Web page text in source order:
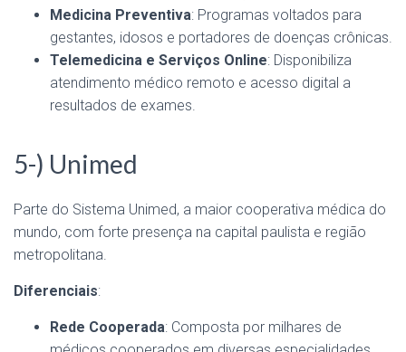
Medicina Preventiva: Programas voltados para
gestantes, idosos e portadores de doenças crônicas.
Telemedicina e Serviços Online: Disponibiliza
atendimento médico remoto e acesso digital a
resultados de exames.
5-) Unimed
Parte do Sistema Unimed, a maior cooperativa médica do
mundo, com forte presença na capital paulista e região
metropolitana.
Diferenciais:
Rede Cooperada: Composta por milhares de